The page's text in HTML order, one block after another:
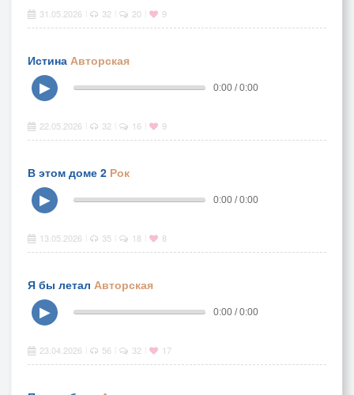
31.05.2026 32 20 9
Истина Авторская
▶
0:00 / 0:00
22.05.2026 32 16 9
В этом доме 2 Рок
▶
0:00 / 0:00
13.05.2026 35 18 8
Я бы летал Авторская
▶
0:00 / 0:00
23.04.2026 56 32 17